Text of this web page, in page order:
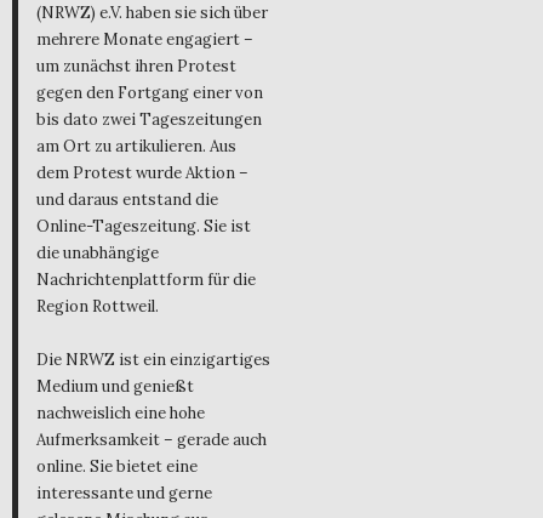
(NRWZ) e.V. haben sie sich über
mehrere Monate engagiert –
um zunächst ihren Protest
gegen den Fortgang einer von
bis dato zwei Tageszeitungen
am Ort zu artikulieren. Aus
dem Protest wurde Aktion –
und daraus entstand die
Online-Tageszeitung. Sie ist
die unabhängige
Nachrichtenplattform für die
Region Rottweil.
Die NRWZ ist ein einzigartiges
Medium und genießt
nachweislich eine hohe
Aufmerksamkeit – gerade auch
online. Sie bietet eine
interessante und gerne